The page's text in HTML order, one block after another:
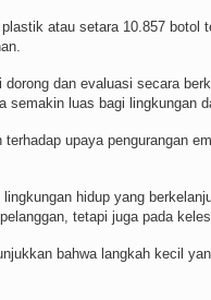
atau setara 10.857 botol
dan evaluasi secara
luas bagi lingkungan
upaya pengurangan
hidup yang
tetapi juga pada
bahwa langkah kecil